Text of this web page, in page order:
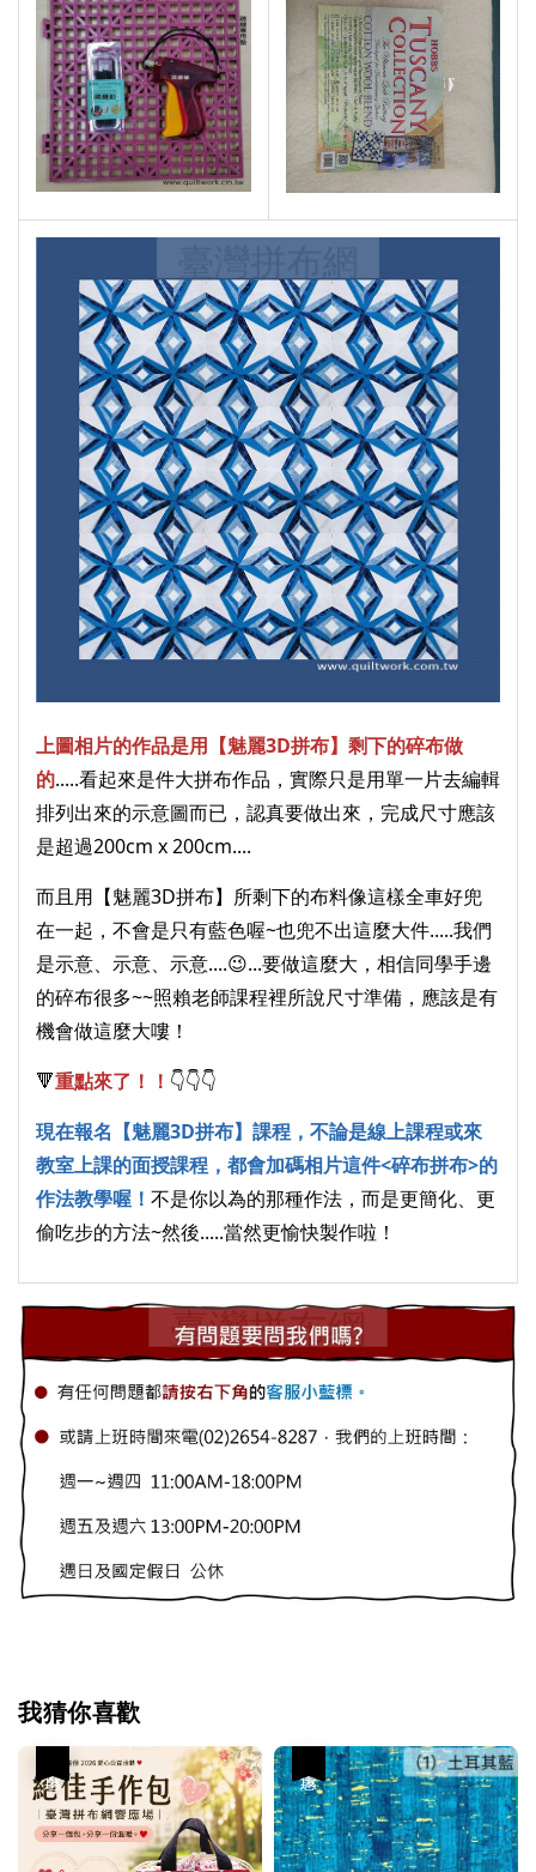
上圖相片的作品是用【魅麗3D拼布】剩下的碎布做
的.....看起來是件大拼布作品，實際只是用單一片去編輯
排列出來的示意圖而已，認真要做出來，完成尺寸應該
是超過200cm x 200cm....
而且用【魅麗3D拼布】所剩下的布料像這樣全車好兜
在一起，不會是只有藍色喔~也兜不出這麼大件.....我們
是示意、示意、示意....😉...要做這麼大，相信同學手邊
的碎布很多~~照賴老師課程裡所說尺寸準備，應該是有
機會做這麼大嘍！
🔻重點來了！！ 👇👇👇
現在報名【魅麗3D拼布】課程，不論是線上課程或來
教室上課的面授課程，都會加碼相片這件<碎布拼布>的
作法教學喔！ 不是你以為的那種作法，而是更簡化、更
偷吃步的方法~然後.....當然更愉快製作啦！
我猜你喜歡